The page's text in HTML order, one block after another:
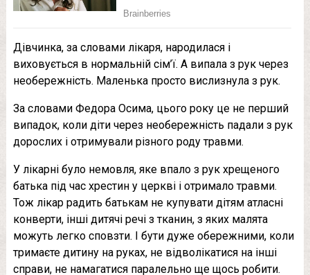
Дівчинка, за словами лікаря, народилася і
виховується в нормальній сім’ї. А випала з рук через
необережність. Маленька просто вислизнула з рук.
За словами Федора Осима, цього року це не перший
випадок, коли діти через необережність падали з рук
дорослих і отримували різного роду травми.
У лікарні було немовля, яке впало з рук хрещеного
батька під час хрестин у церкві і отримало травми.
Тож лікар радить батькам не купувати дітям атласні
конверти, інші дитячі речі з тканин, з яких малята
можуть легко сповзти. І бути дуже обережними, коли
тримаєте дитину на руках, не відволікатися на інші
справи, не намагатися паралельно ще щось робити.